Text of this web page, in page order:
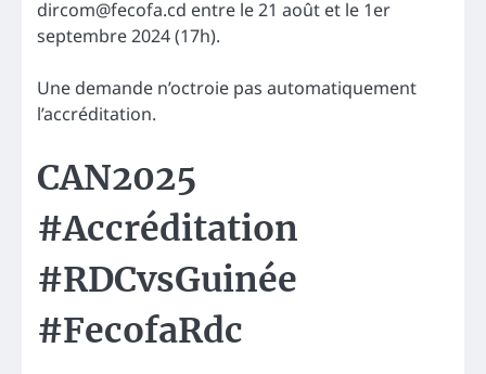
dircom@fecofa.cd entre le 21 août et le 1er
septembre 2024 (17h).
Une demande n’octroie pas automatiquement
l’accréditation.
CAN2025
#Accréditation
#RDCvsGuinée
#FecofaRdc